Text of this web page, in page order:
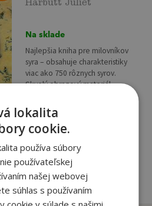
Na sklade
Najlepšia kniha pre milovníkov
syra – obsahuje charakteristiky
viac ako 750 rôznych syrov.
Skvelý obrazový materiál
bunky! Dozviete...
lokalita
cookie.
používa súbory
používateľskej
našej webovej
súhlas s používaním